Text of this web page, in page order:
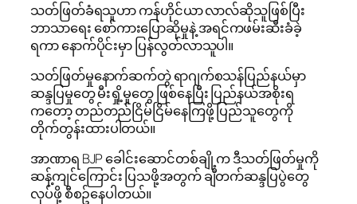
သတ်ဖြတ်ခံရသူဟာ ကန်ဟိုင်ယာ လာလ်ဆိုသူဖြစ်ပြီး
ဘာသာရေး စော်ကားပြောဆိုမှုနဲ့ အရင်ကဖမ်းဆီးခံခဲ့
ရကာ နောက်ပိုင်းမှာ ပြန်လွတ်လာသူပါ။
သတ်ဖြတ်မှုနောက်ဆက်တွဲ ရာဂျက်စသန်ပြည်နယ်မှာ
ဆန္ဒပြမှုတွေ မီးရှို့မှုတွေ ဖြစ်နေပြီး ပြည်နယ်အစိုးရ
ကတော့ တည်တည်ငြိမ်ငြိမ်နေကြဖို့ ပြည်သူတွေကို
တိုက်တွန်းထားပါတယ်။
အာဏာရ BJP ခေါင်းဆောင်တစ်ချို့က ဒီသတ်ဖြတ်မှုကို
ဆန့်ကျင်ကြောင်း ပြသဖို့အတွက် ချီတက်ဆန္ဒပြပွဲတွေ
လုပ်ဖို့ စီစဥ်နေပါတယ်။